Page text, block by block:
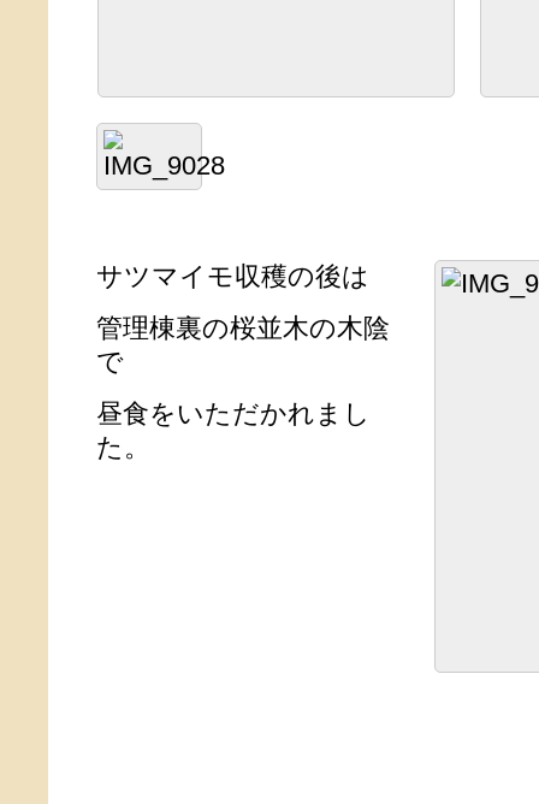
サツマイモ収穫の後は
管理棟裏の桜並木の木陰
で
昼食をいただかれまし
た。